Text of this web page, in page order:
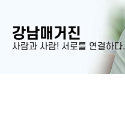
강남매거진
사람과 사람! 서로를 연결하다.